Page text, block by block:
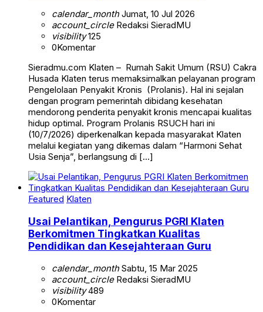
calendar_monthJumat, 10 Jul 2026
account_circleRedaksi SieradMU
visibility125
0Komentar
Sieradmu.com Klaten – Rumah Sakit Umum (RSU) Cakra
Husada Klaten terus memaksimalkan pelayanan program
Pengelolaan Penyakit Kronis (Prolanis). Hal ini sejalan
dengan program pemerintah dibidang kesehatan
mendorong penderita penyakit kronis mencapai kualitas
hidup optimal. Program Prolanis RSUCH hari ini
(10/7/2026) diperkenalkan kepada masyarakat Klaten
melalui kegiatan yang dikemas dalam “Harmoni Sehat
Usia Senja”, berlangsung di […]
Featured Klaten
Usai Pelantikan, Pengurus PGRI Klaten
Berkomitmen Tingkatkan Kualitas
Pendidikan dan Kesejahteraan Guru
calendar_monthSabtu, 15 Mar 2025
account_circleRedaksi SieradMU
visibility489
0Komentar